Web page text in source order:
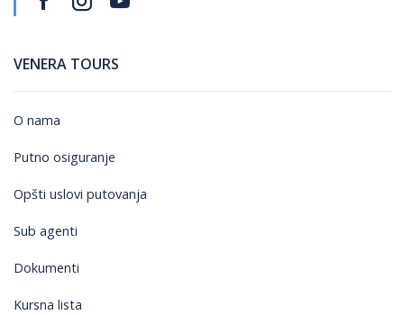
VENERA TOURS
O nama
Putno osiguranje
Opšti uslovi putovanja
Sub agenti
Dokumenti
Kursna lista